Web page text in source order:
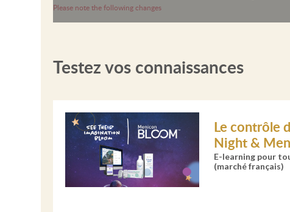
Please note the following changes
Testez vos connaissances
Le contrôle
Night &
E-learning pour
(marché français)